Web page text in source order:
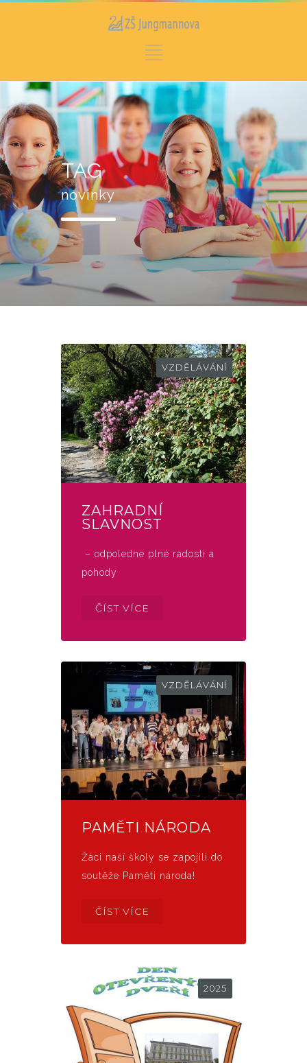
TAG
novinky
VZDĚLÁVÁNÍ
ZAHRADNÍ
SLAVNOST
– odpoledne plné radosti a
pohody
ČÍST VÍCE
VZDĚLÁVÁNÍ
PAMĚTI NÁRODA
Žáci naší školy se zapojili do
soutěže Paměti národa!
ČÍST VÍCE
2025